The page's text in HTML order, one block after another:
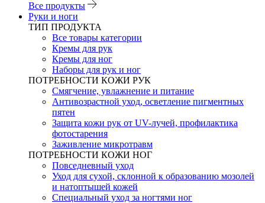
Все продукты
Руки и ноги
ТИП ПРОДУКТА
Все товары категории
Кремы для рук
Кремы для ног
Наборы для рук и ног
ПОТРЕБНОСТИ КОЖИ РУК
Смягчение, увлажнение и питание
Антивозрастной уход, осветление пигментных
пятен
Защита кожи рук от UV-лучей, профилактика
фотостарения
Заживление микротравм
ПОТРЕБНОСТИ КОЖИ НОГ
Повседневный уход
Уход для сухой, склонной к образованию мозолей
и натоптышей кожей
Специальный уход за ногтями ног